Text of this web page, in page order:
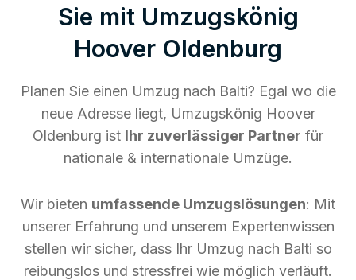
Sie mit Umzugskönig
Hoover Oldenburg
Planen Sie einen Umzug nach Balti? Egal wo die
neue Adresse liegt, Umzugskönig Hoover
Oldenburg ist Ihr zuverlässiger Partner für
nationale & internationale Umzüge.
Wir bieten umfassende Umzugslösungen: Mit
unserer Erfahrung und unserem Expertenwissen
stellen wir sicher, dass Ihr Umzug nach Balti so
reibungslos und stressfrei wie möglich verläuft.